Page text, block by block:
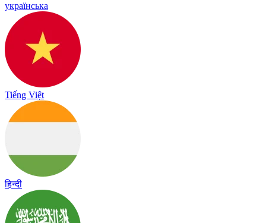
українська
Tiếng Việt
हिन्दी